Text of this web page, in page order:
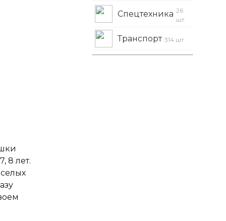
8 лет.
Спецтехника 26
шт.
Транспорт 314 шт.